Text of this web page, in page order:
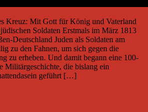
Kreuz: Mit Gott für König und Vaterland
Soldaten Erstmals im März 1813
Deutschland Juden als Soldaten am
zu den Fahnen, um sich gegen die
zu erheben. Und damit begann eine 100-
Militärgeschichte, die bislang ein
geführt […]